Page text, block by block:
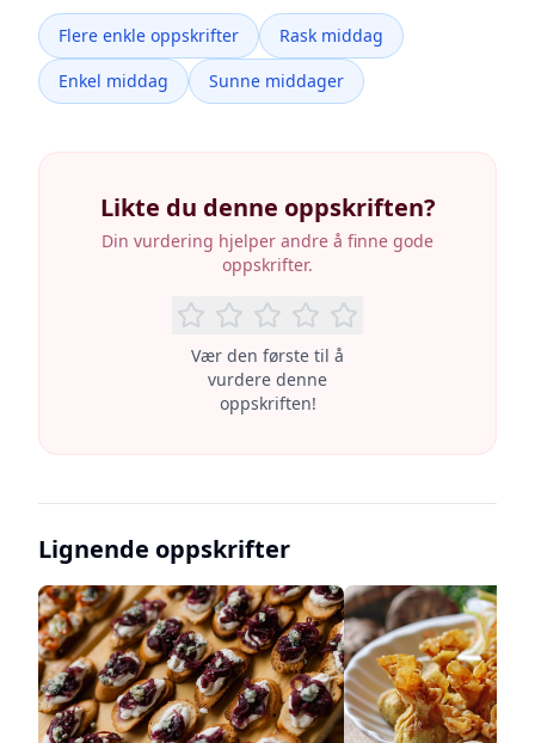
Flere enkle oppskrifter
Rask middag
Enkel middag
Sunne middager
Likte du denne oppskriften?
Din vurdering hjelper andre å finne gode
oppskrifter.
Vær den første til å
vurdere denne
oppskriften!
Lignende oppskrifter